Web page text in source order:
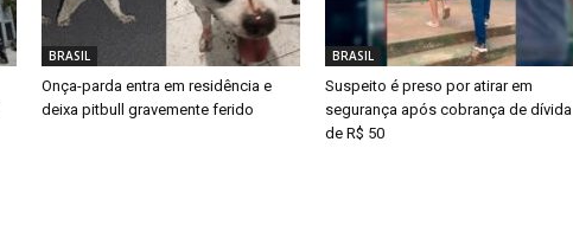
BRASIL
Onça-parda entra em residência e
deixa pitbull gravemente ferido
BRASIL
Suspeito é preso por atirar em
segurança após cobrança de dívida
de R$ 50